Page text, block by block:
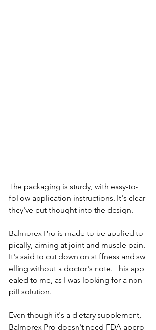
The packaging is sturdy, with easy-to-
follow application instructions. It's clear
they've put thought into the design.
Balmorex Pro is made to be applied to
pically, aiming at joint and muscle pain.
It's said to cut down on stiffness and sw
elling without a doctor's note. This app
ealed to me, as I was looking for a non-
pill solution.
Even though it's a dietary supplement,
Balmorex Pro doesn't need FDA appro